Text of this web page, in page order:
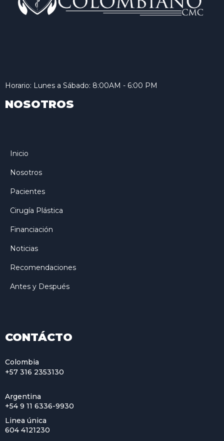
Horario: Lunes a Sábado: 8:00AM - 6:00 PM
NOSOTROS
Inicio
Nosotros
Pacientes
Cirugía Plástica
Financiación
Noticias
Recomendaciones
Antes y Después
CONTÁCTO
Colombia
+57 316 2353130
Argentina
+54 9 11 6336-9930
Linea única
604 4121230